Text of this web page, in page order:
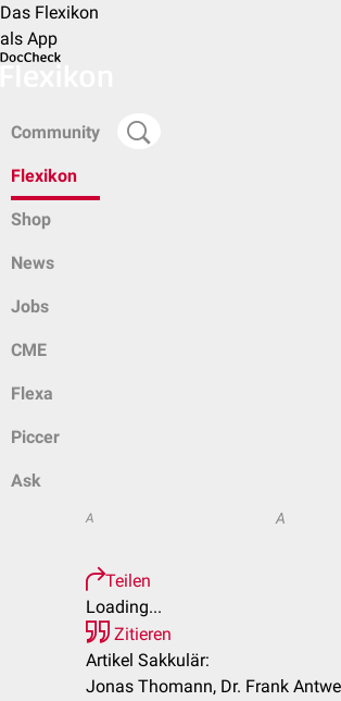
Das Flexikon
als App
Community
Flexikon
Shop
News
Jobs
CME
Flexa
Piccer
Ask
A A
Teilen
Loading...
Zitieren
Artikel Sakkulär:
Jonas Thomann, Dr. Frank